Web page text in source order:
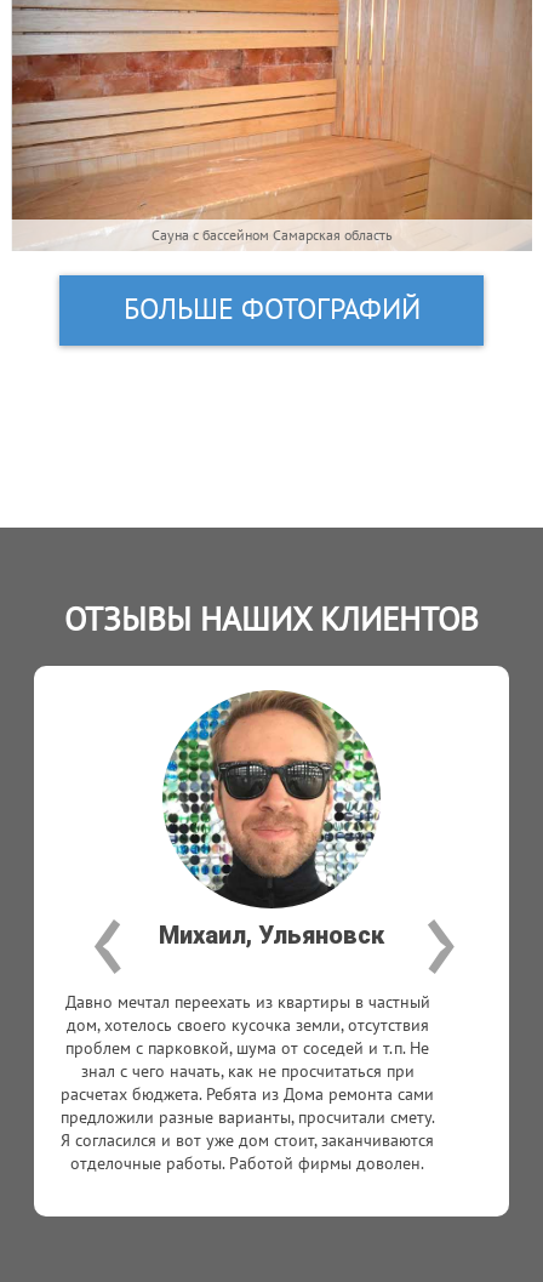
Сауна с бассейном Самарская область
БОЛЬШЕ ФОТОГРАФИЙ
ОТЗЫВЫ НАШИХ КЛИЕНТОВ
Анатолий, Старая Майна
Требовалось построить дачу из керамзитобетона
с последующей внутренней отделкой. Доверять
разные работы разным исполнителям
рисковано. При возникновении проблем сразу
начнут валить вину друг на друга. Доверив все
работы одной фирме - решил сразу несколько
проблем. Не нужно контролировать
взаимодействие между разными мастерами. При
‹ ›